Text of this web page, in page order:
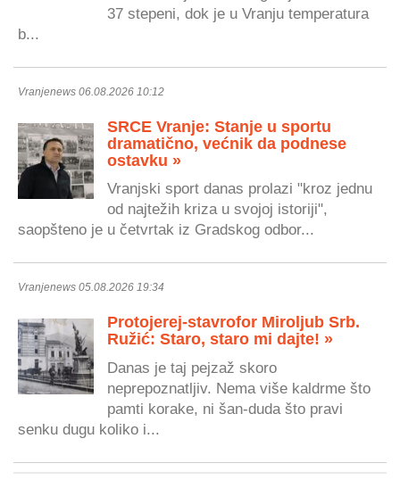
37 stepeni, dok je u Vranju temperatura
b...
Vranjenews 06.08.2026 10:12
SRCE Vranje: Stanje u sportu
dramatično, većnik da podnese
ostavku »
Vranjski sport danas prolazi "kroz jednu
od najtežih kriza u svojoj istoriji",
saopšteno je u četvrtak iz Gradskog odbor...
Vranjenews 05.08.2026 19:34
Protojerej-stavrofor Miroljub Srb.
Ružić: Staro, staro mi dajte! »
Danas je taj pejzaž skoro
neprepoznatljiv. Nema više kaldrme što
pamti korake, ni šan-duda što pravi
senku dugu koliko i...